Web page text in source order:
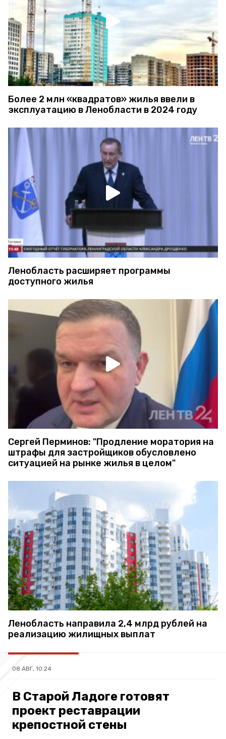
Более 2 млн «квадратов» жилья ввели в
эксплуатацию в Ленобласти в 2024 году
Ленобласть расширяет программы
доступного жилья
Сергей Перминов: "Продление моратория на
штрафы для застройщиков обусловлено
ситуацией на рынке жилья в целом"
Ленобласть направила 2,4 млрд рублей на
реализацию жилищных выплат
08 АВГ, 10:24
В Старой Ладоге готовят
проект реставрации
крепостной стены